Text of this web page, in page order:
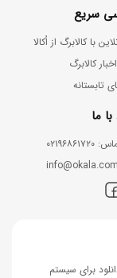
سریع
با کالابرگ از اُکالا
کالابرگ
تابستانه
ما
برای سیستم